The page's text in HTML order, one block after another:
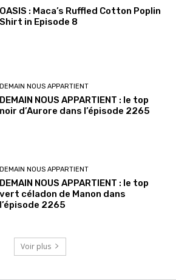
OASIS : Maca’s Ruffled Cotton Poplin
Shirt in Episode 8
DEMAIN NOUS APPARTIENT
DEMAIN NOUS APPARTIENT : le top
noir d’Aurore dans l’épisode 2265
DEMAIN NOUS APPARTIENT
DEMAIN NOUS APPARTIENT : le top
vert céladon de Manon dans
l’épisode 2265
Voir plus